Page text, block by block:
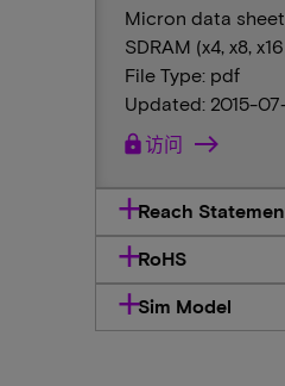
Micron data
SDRAM (x4, x8,
File Type: pdf
Updated: 2015-
lock访问
Reach
RoHS
Sim Model